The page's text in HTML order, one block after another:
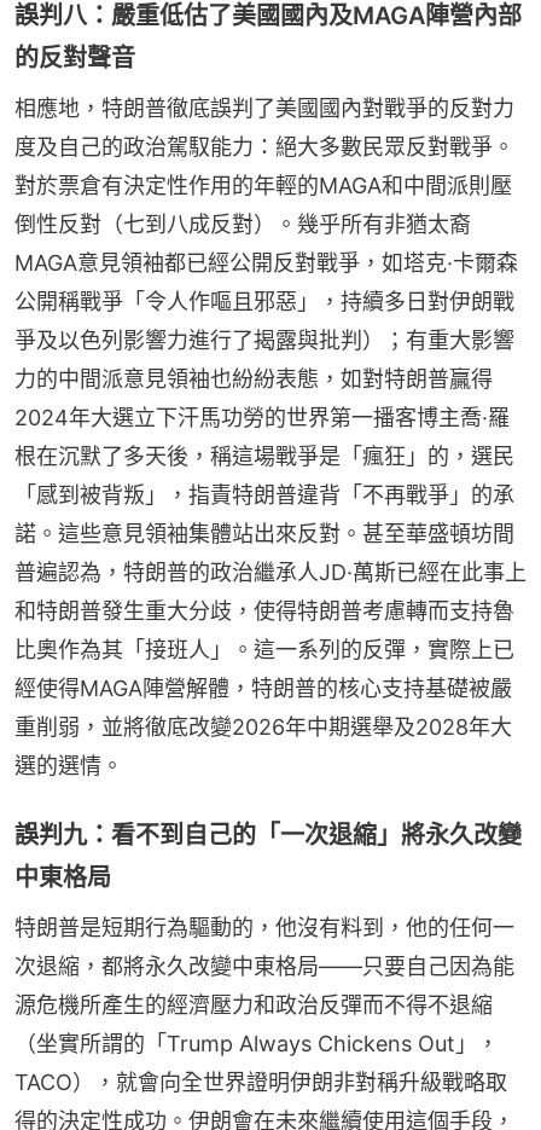
誤判八：嚴重低估了美國國內及MAGA陣營內部
的反對聲音
相應地，特朗普徹底誤判了美國國內對戰爭的反對力
度及自己的政治駕馭能力：絕大多數民眾反對戰爭。
對於票倉有決定性作用的年輕的MAGA和中間派則壓
倒性反對（七到八成反對）。幾乎所有非猶太裔
MAGA意見領袖都已經公開反對戰爭，如塔克·卡爾森
公開稱戰爭「令人作嘔且邪惡」，持續多日對伊朗戰
爭及以色列影響力進行了揭露與批判）；有重大影響
力的中間派意見領袖也紛紛表態，如對特朗普贏得
2024年大選立下汗馬功勞的世界第一播客博主喬·羅
根在沉默了多天後，稱這場戰爭是「瘋狂」的，選民
「感到被背叛」，指責特朗普違背「不再戰爭」的承
諾。這些意見領袖集體站出來反對。甚至華盛頓坊間
普遍認為，特朗普的政治繼承人JD·萬斯已經在此事上
和特朗普發生重大分歧，使得特朗普考慮轉而支持魯
比奧作為其「接班人」。這一系列的反彈，實際上已
經使得MAGA陣營解體，特朗普的核心支持基礎被嚴
重削弱，並將徹底改變2026年中期選舉及2028年大
選的選情。
誤判九：看不到自己的「一次退縮」將永久改變
中東格局
特朗普是短期行為驅動的，他沒有料到，他的任何一
次退縮，都將永久改變中東格局——只要自己因為能
源危機所產生的經濟壓力和政治反彈而不得不退縮
（坐實所謂的「Trump Always Chickens Out」，
TACO），就會向全世界證明伊朗非對稱升級戰略取
得的決定性成功。伊朗會在未來繼續使用這個手段，